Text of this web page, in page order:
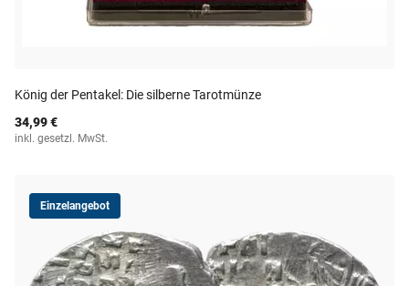
König der Pentakel: Die silberne Tarotmünze
34,99 €
inkl. gesetzl. MwSt.
Einzelangebot